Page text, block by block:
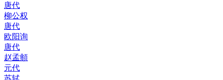
唐代
柳公权
唐代
欧阳询
唐代
赵孟頫
元代
苏轼